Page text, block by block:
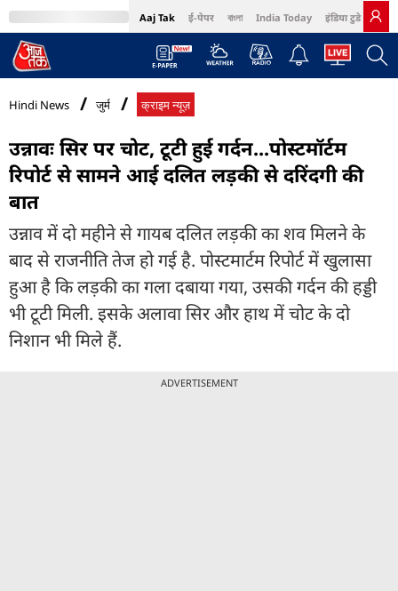
Aaj Tak ई-पेपर বাংলা India Today इंडिया टुडे हिंदी
MumbaiTak Cosmopolitan Harper's Bazaar Northeast
Hindi News जुर्म क्राइम न्यूज़
उन्नावः सिर पर चोट, टूटी हुई गर्दन...पोस्टमॉर्टम
रिपोर्ट से सामने आई दलित लड़की से दरिंदगी की
बात
उन्नाव में दो महीने से गायब दलित लड़की का शव मिलने के
बाद से राजनीति तेज हो गई है. पोस्टमार्टम रिपोर्ट में खुलासा
हुआ है कि लड़की का गला दबाया गया, उसकी गर्दन की हड्डी
भी टूटी मिली. इसके अलावा सिर और हाथ में चोट के दो
निशान भी मिले हैं.
ADVERTISEMENT